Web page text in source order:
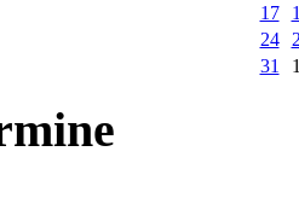
17
24
31